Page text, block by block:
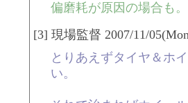
偏磨耗が原因の場合も。
[3] 現場監督 2007/11/
とりあえずタイヤ＆ホ
い。